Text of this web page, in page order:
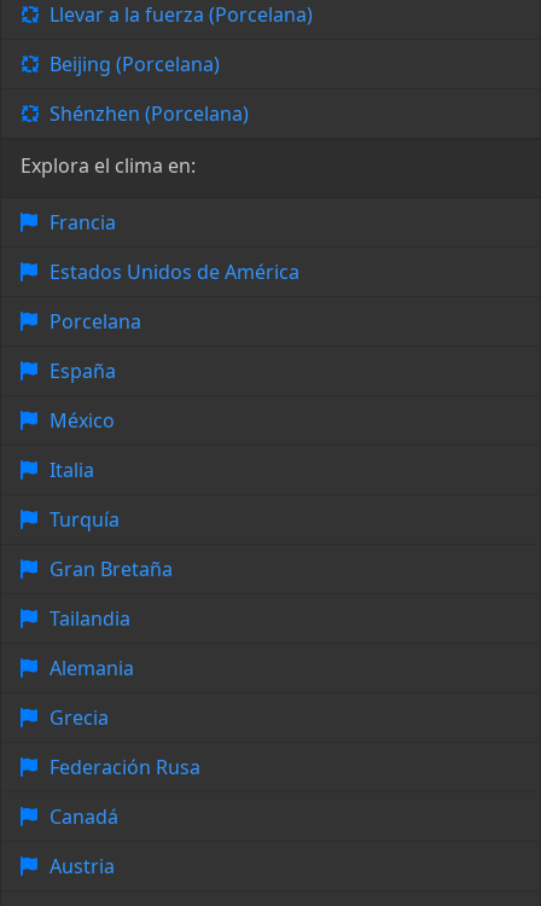
Llevar a la fuerza (Porcelana)
Beijing (Porcelana)
Shénzhen (Porcelana)
Explora el clima en:
Francia
Estados Unidos de América
Porcelana
España
México
Italia
Turquía
Gran Bretaña
Tailandia
Alemania
Grecia
Federación Rusa
Canadá
Austria